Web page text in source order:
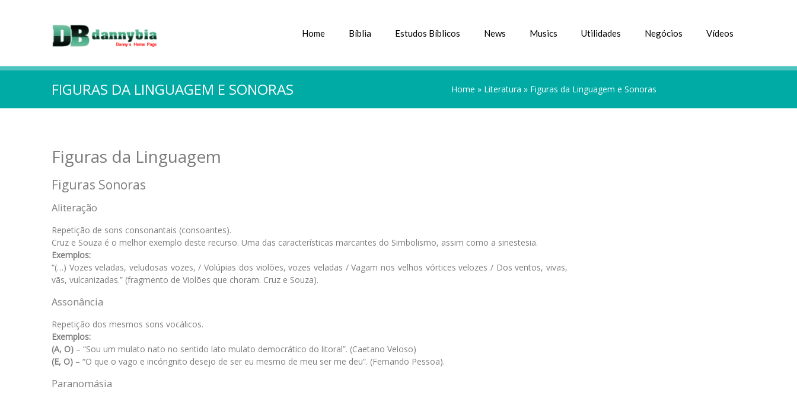
Home Bíblia Estudos Bíblicos News Musics Utilidades Negócios Vídeos
FIGURAS DA LINGUAGEM E SONORAS Home » Literatura » Figuras da Linguagem e Sonoras
Figuras da Linguagem
Figuras Sonoras
Aliteração
Repetição de sons consonantais (consoantes).
Cruz e Souza é o melhor exemplo deste recurso. Uma das características marcantes do Simbolismo, assim como a sinestesia.
Exemplos:
“(…) Vozes veladas, veludosas vozes, / Volúpias dos violões, vozes veladas / Vagam nos velhos vórtices velozes / Dos ventos, vivas,
vãs, vulcanizadas.” (fragmento de Violões que choram. Cruz e Souza).
Assonância
Repetição dos mesmos sons vocálicos.
Exemplos:
(A, O) – “Sou um mulato nato no sentido lato mulato democrático do litoral”. (Caetano Veloso)
(E, O) – “O que o vago e incóngnito desejo de ser eu mesmo de meu ser me deu”. (Fernando Pessoa).
Paranomásia